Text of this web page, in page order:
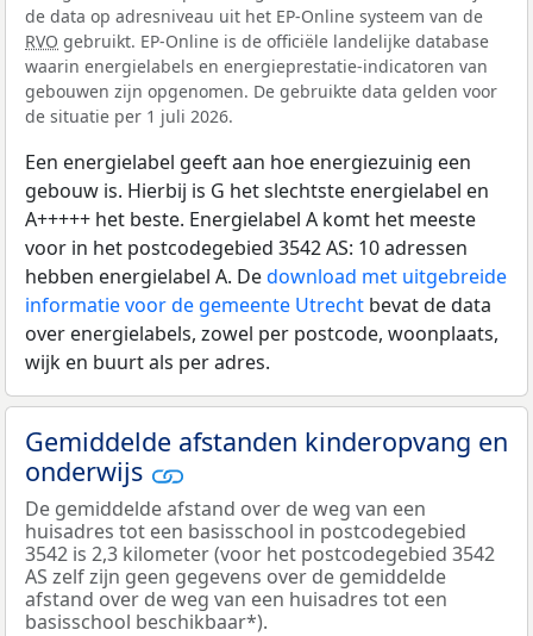
de data op adresniveau uit het EP-Online systeem van de
RVO gebruikt. EP-Online is de officiële landelijke database
waarin energielabels en energieprestatie-indicatoren van
gebouwen zijn opgenomen. De gebruikte data gelden voor
de situatie per 1 juli 2026.
Een energielabel geeft aan hoe energiezuinig een
gebouw is. Hierbij is G het slechtste energielabel en
A+++++ het beste. Energielabel A komt het meeste
voor in het postcodegebied 3542 AS: 10 adressen
hebben energielabel A. Dedownload met uitgebreide
informatie voor de gemeente Utrecht bevat de data
over energielabels, zowel per postcode, woonplaats,
wijk en buurt als per adres.
Gemiddelde afstanden kinderopvang en
onderwijs
De gemiddelde afstand over de weg van een
huisadres tot een basisschool in postcodegebied
3542 is 2,3 kilometer (voor het postcodegebied 3542
AS zelf zijn geen gegevens over de gemiddelde
afstand over de weg van een huisadres tot een
basisschool beschikbaar*).